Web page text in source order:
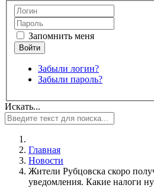
Запомнить меня
Забыли логин?
Забыли пароль?
Искать...
Главная
Новости
Жители Рубцовска скоро
уведомления. Какие налоги